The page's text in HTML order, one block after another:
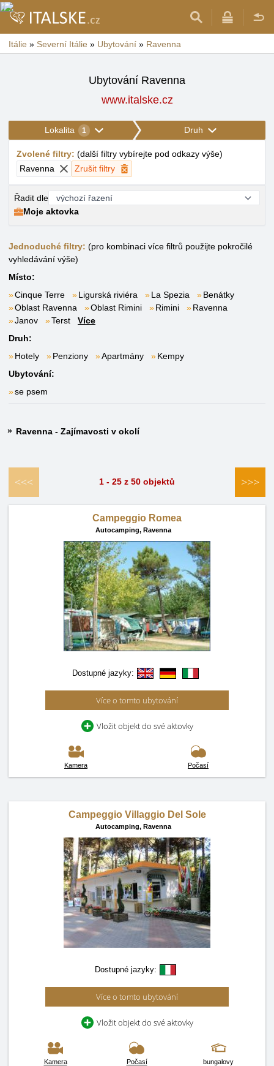
Itálie » Severní Itálie » Ubytování » Ravenna
Ubytování Ravenna
www.italske.cz
Lokalita 1 Druh
Zvolené filtry: (další filtry vybírejte pod odkazy výše)
Ravenna
Zrušit filtry
Řadit dle
Moje aktovka
Jednoduché filtry: (pro kombinaci více filtrů použijte pokročilé
vyhledávání výše)
Místo:
Cinque Terre
Ligurská riviéra La Spezia
Benátky
Oblast Ravenna
Oblast Rimini Rimini
Ravenna
Janov
Terst
Více
Druh:
Hotely
Penziony Apartmány
Kempy
Ubytování:
se psem
Ravenna - Zajímavosti v okolí
<<< 1 - 25 z 50 objektů >>>
Campeggio Romea
Autocamping, Ravenna
Dostupné jazyky:
Více o tomto ubytování
Vložit objekt do své aktovky
Kamera Počasí
Campeggio Villaggio Del Sole
Autocamping, Ravenna
Dostupné jazyky:
Více o tomto ubytování
Vložit objekt do své aktovky
Kamera Počasí bungalovy